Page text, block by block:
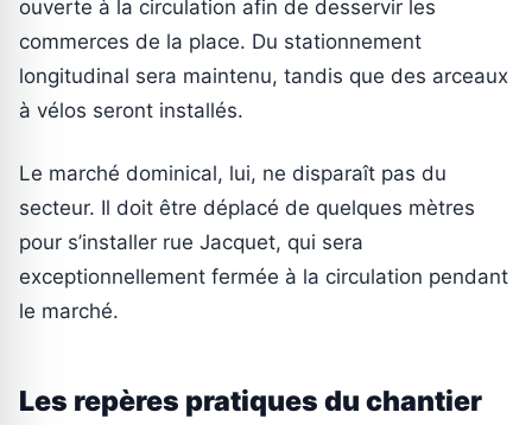
ouverte à la circulation afin de desservir les
commerces de la place. Du stationnement
longitudinal sera maintenu, tandis que des arceaux
à vélos seront installés.
Le marché dominical, lui, ne disparaît pas du
secteur. Il doit être déplacé de quelques mètres
pour s’installer rue Jacquet, qui sera
exceptionnellement fermée à la circulation pendant
le marché.
Les repères pratiques du chantier